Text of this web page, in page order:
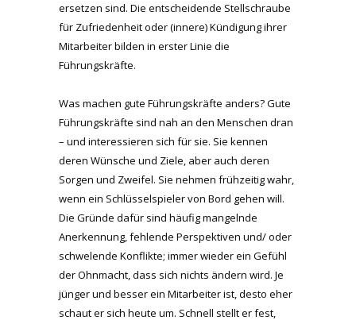
ersetzen sind. Die entscheidende Stellschraube
für Zufriedenheit oder (innere) Kündigung ihrer
Mitarbeiter bilden in erster Linie die
Führungskräfte.
Was machen gute Führungskräfte anders? Gute
Führungskräfte sind nah an den Menschen dran
– und interessieren sich für sie. Sie kennen
deren Wünsche und Ziele, aber auch deren
Sorgen und Zweifel. Sie nehmen frühzeitig wahr,
wenn ein Schlüsselspieler von Bord gehen will.
Die Gründe dafür sind häufig mangelnde
Anerkennung, fehlende Perspektiven und/ oder
schwelende Konflikte; immer wieder ein Gefühl
der Ohnmacht, dass sich nichts ändern wird. Je
jünger und besser ein Mitarbeiter ist, desto eher
schaut er sich heute um. Schnell stellt er fest,